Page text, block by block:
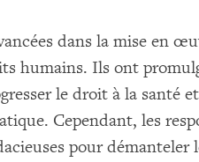
dans la mise en
humains. Ils ont
le droit à la santé
Cependant, les
pour démanteler